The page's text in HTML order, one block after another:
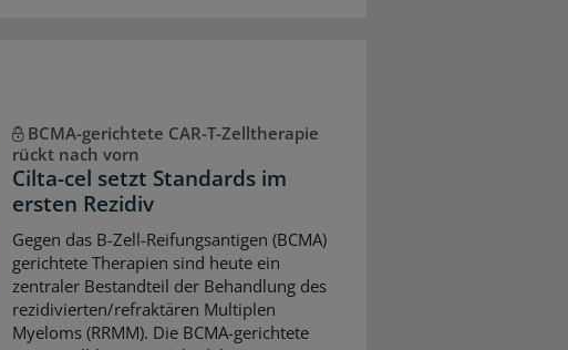
BCMA-gerichtete CAR-T-Zelltherapie
rückt nach vorn
Cilta-cel setzt Standards im
ersten Rezidiv
Gegen das B-Zell-Reifungsantigen (BCMA)
gerichtete Therapien sind heute ein
zentraler Bestandteil der Behandlung des
rezidivierten/refraktären Multiplen
Myeloms (RRMM). Die BCMA-gerichtete